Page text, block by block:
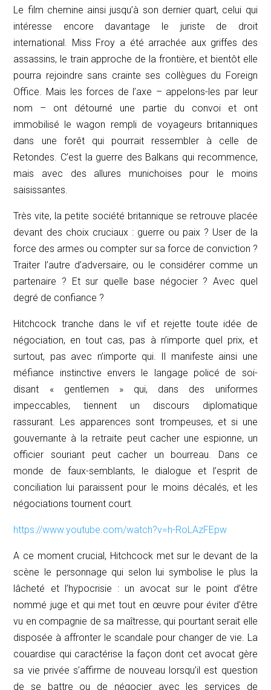
Le film chemine ainsi jusqu’à son dernier quart, celui qui
intéresse encore davantage le juriste de droit
international. Miss Froy a été arrachée aux griffes des
assassins, le train approche de la frontière, et bientôt elle
pourra rejoindre sans crainte ses collègues du Foreign
Office. Mais les forces de l’axe – appelons-les par leur
nom – ont détourné une partie du convoi et ont
immobilisé le wagon rempli de voyageurs britanniques
dans une forêt qui pourrait ressembler à celle de
Retondes. C’est la guerre des Balkans qui recommence,
mais avec des allures munichoises pour le moins
saisissantes.
Très vite, la petite société britannique se retrouve placée
devant des choix cruciaux : guerre ou paix ? User de la
force des armes ou compter sur sa force de conviction ?
Traiter l’autre d’adversaire, ou le considérer comme un
partenaire ? Et sur quelle base négocier ? Avec quel
degré de confiance ?
Hitchcock tranche dans le vif et rejette toute idée de
négociation, en tout cas, pas à n’importe quel prix, et
surtout, pas avec n’importe qui. Il manifeste ainsi une
méfiance instinctive envers le langage policé de soi-
disant « gentlemen » qui, dans des uniformes
impeccables, tiennent un discours diplomatique
rassurant. Les apparences sont trompeuses, et si une
gouvernante à la retraite peut cacher une espionne, un
officier souriant peut cacher un bourreau. Dans ce
monde de faux-semblants, le dialogue et l’esprit de
conciliation lui paraissent pour le moins décalés, et les
négociations tournent court.
https://www.youtube.com/watch?v=h-RoLAzFEpw
A ce moment crucial, Hitchcock met sur le devant de la
scène le personnage qui selon lui symbolise le plus la
lâcheté et l’hypocrisie : un avocat sur le point d’être
nommé juge et qui met tout en œuvre pour éviter d’être
vu en compagnie de sa maîtresse, qui pourtant serait elle
disposée à affronter le scandale pour changer de vie. La
couardise qui caractérise la façon dont cet avocat gère
sa vie privée s’affirme de nouveau lorsqu’il est question
de se battre ou de négocier avec les services de